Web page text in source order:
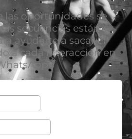
las oportunidades se
secuencias están
ayudarte a sacar el
a cada interacción en